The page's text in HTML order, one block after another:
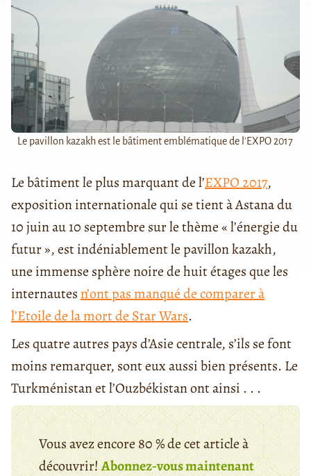
Le pavillon kazakh est le bâtiment emblématique de l'EXPO 2017
Le bâtiment le plus marquant de l’EXPO 2017,
exposition internationale qui se tient à Astana du
10 juin au 10 septembre sur le thème « l’énergie du
futur », est indéniablement le pavillon kazakh,
une immense sphère noire de huit étages que les
internautesn’ont pas manqué de comparer à
l’Etoile de la mort de Star Wars.
Les quatre autres pays d’Asie centrale, s’ils se font
moins remarquer, sont eux aussi bien présents. Le
Turkménistan et l’Ouzbékistan ont ainsi . . .
Vous avez encore 80 % de cet article à
découvrir!Abonnez-vous maintenant